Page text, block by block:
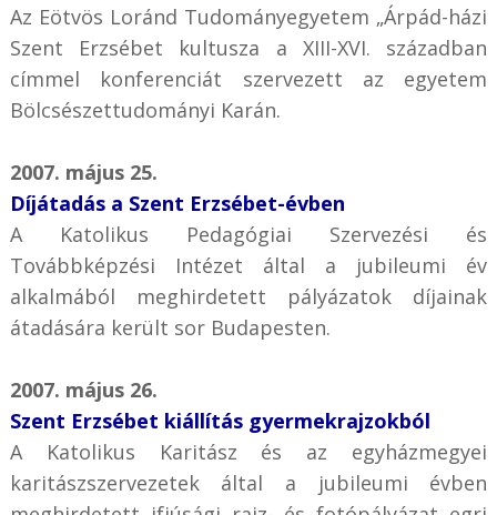
Az Eötvös Loránd Tudományegyetem „Árpád-házi
Szent Erzsébet kultusza a XIII-XVI. században
címmel konferenciát szervezett az egyetem
Bölcsészettudományi Karán.
2007. május 25.
Díjátadás a Szent Erzsébet-évben
A Katolikus Pedagógiai Szervezési és
Továbbképzési Intézet által a jubileumi év
alkalmából meghirdetett pályázatok díjainak
átadására került sor Budapesten.
2007. május 26.
Szent Erzsébet kiállítás gyermekrajzokból
A Katolikus Karitász és az egyházmegyei
karitászszervezetek által a jubileumi évben